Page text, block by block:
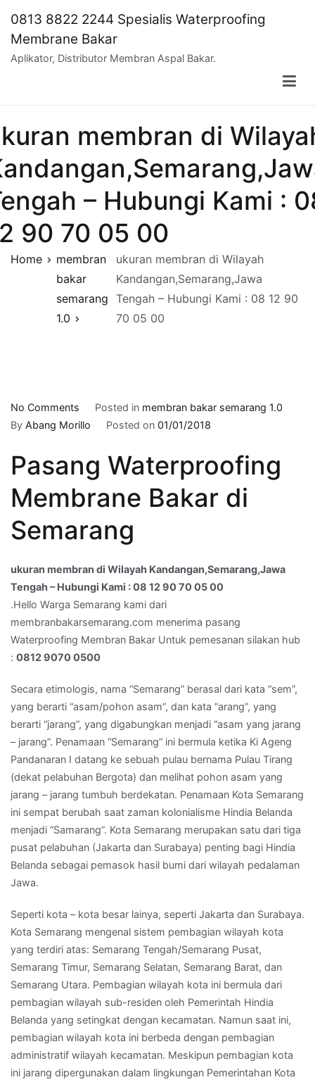
content
0813 8822 2244 Spesialis Waterproofing
Membrane Bakar
Aplikator, Distributor Membran Aspal Bakar.
membran di
– Hubungi Kami :
90 70 05 00
Home
membran
bakar
semarang
1.0
ukuran membran di Wilayah
Kandangan,Semarang,Jawa
Tengah – Hubungi Kami : 08 12 90
70 05 00
No Comments
ukuran
di
Wilayah
Kandangan,Semarang,Jawa
–
Kami
:
08
12
90
70
00
Posted in membran bakar semarang 1.0
By Abang Morillo Posted on 01/01/2018
Pasang Waterproofing
Membrane Bakar di
Semarang
ukuran membran di Wilayah Kandangan,Semarang,Jawa
Tengah – Hubungi Kami : 08 12 90 70 05 00
.Hello Warga Semarang kami dari
membranbakarsemarang.com menerima pasang
Waterproofing Membran Bakar Untuk pemesanan silakan hub
: 0812 9070 0500
Secara etimologis, nama “Semarang” berasal dari kata “sem”,
yang berarti “asam/pohon asam”, dan kata “arang”, yang
berarti “jarang”, yang digabungkan menjadi “asam yang jarang
– jarang”. Penamaan “Semarang” ini bermula ketika Ki Ageng
Pandanaran I datang ke sebuah pulau bernama Pulau Tirang
(dekat pelabuhan Bergota) dan melihat pohon asam yang
jarang – jarang tumbuh berdekatan. Penamaan Kota Semarang
ini sempat berubah saat zaman kolonialisme Hindia Belanda
menjadi “Samarang”. Kota Semarang merupakan satu dari tiga
pusat pelabuhan (Jakarta dan Surabaya) penting bagi Hindia
Belanda sebagai pemasok hasil bumi dari wilayah pedalaman
Jawa.
Seperti kota – kota besar lainya, seperti Jakarta dan Surabaya.
Kota Semarang mengenal sistem pembagian wilayah kota
yang terdiri atas: Semarang Tengah/Semarang Pusat,
Semarang Timur, Semarang Selatan, Semarang Barat, dan
Semarang Utara. Pembagian wilayah kota ini bermula dari
pembagian wilayah sub-residen oleh Pemerintah Hindia
Belanda yang setingkat dengan kecamatan. Namun saat ini,
pembagian wilayah kota ini berbeda dengan pembagian
administratif wilayah kecamatan. Meskipun pembagian kota
ini jarang dipergunakan dalam lingkungan Pemerintahan Kota